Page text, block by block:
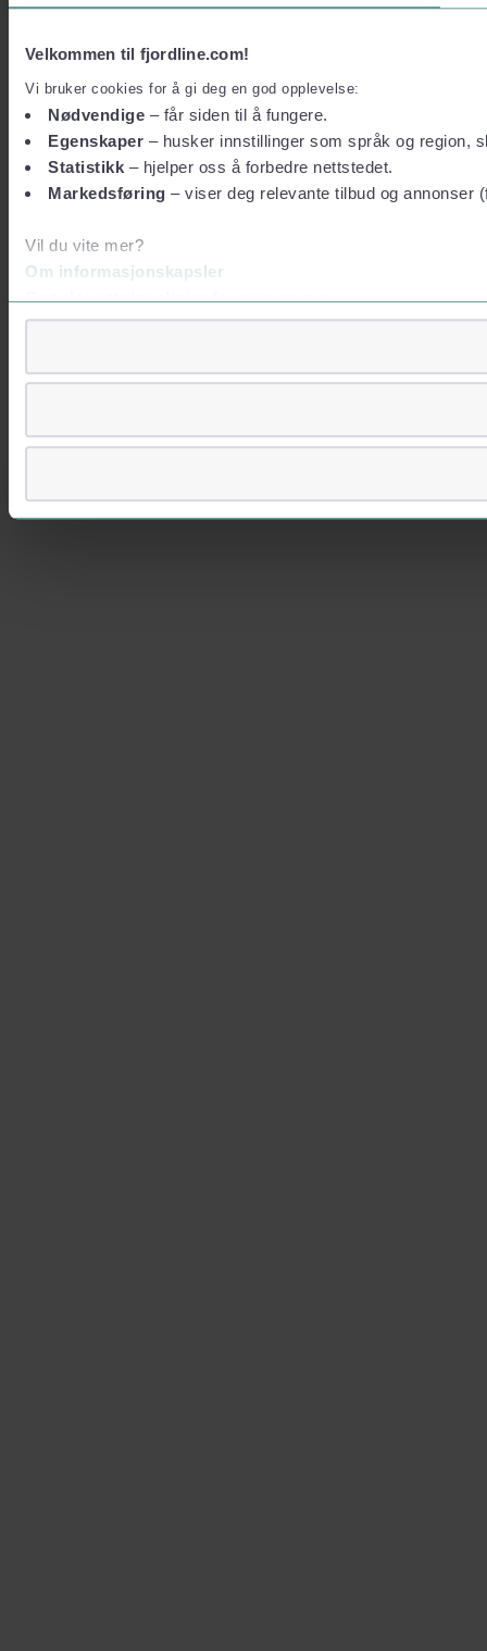
Velkommen til fjordline.com!
Vi bruker cookies for å gi deg en god opplevelse:
Nødvendige – får siden til å fungere.
Egenskaper – husker innstillinger som språk og region,
Statistikk – hjelper oss å forbedre nettstedet.
Markedsføring – viser deg relevante tilbud og annonser
Vil du vite mer?
Om informasjonskapsler
Googles retningslinjer for personvern
Vi lagrer aldri informasjon gjennom cookies som direkte